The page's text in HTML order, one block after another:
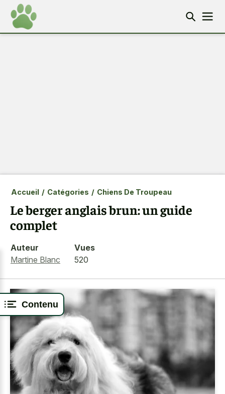
Contenu
Accueil / Catégories / Chiens De Troupeau
Le berger anglais brun: un guide
complet
Auteur
Martine Blanc
Vues
520